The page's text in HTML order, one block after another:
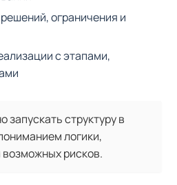
ограничения и
с этапами,
запускать структуру в
логики,
рисков.